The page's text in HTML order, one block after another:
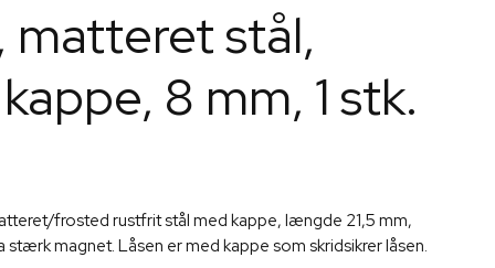
matteret stål,
8 mm, 1 stk.
frosted rustfrit stål med kappe, længde 21,5 mm,
magnet. Låsen er med kappe som skridsikrer låsen.